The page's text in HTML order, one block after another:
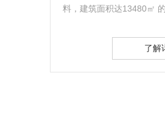
料，建筑面积达13480㎡
了解